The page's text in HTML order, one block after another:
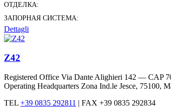
ОТДЕЛКА:
ЗАПОРНАЯ СИСТЕМА:
Dettagli
Z42
Registered Office Via Dante Alighieri 142 —
Operating Headquarters Zona Ind.le Jesce, 75100,
TEL +39 0835 292811 | FAX +39 0835 292834